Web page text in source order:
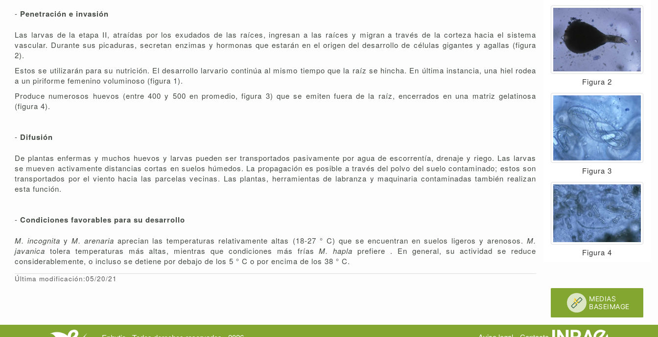
- Penetración e invasión
Las larvas de la etapa II, atraídas por los exudados de las raíces, ingresan a las raíces y migran a través de la corteza hacia el sistema
vascular. Durante sus picaduras, secretan enzimas y hormonas que estarán en el origen del desarrollo de células gigantes y agallas (figura
2).
Estos se utilizarán para su nutrición. El desarrollo larvario continúa al mismo tiempo que la raíz se hincha. En última instancia, una hiel rodea
a un piriforme femenino voluminoso (figura 1).
Produce numerosos huevos (entre 400 y 500 en promedio, figura 3) que se emiten fuera de la raíz, encerrados en una matriz gelatinosa
(figura 4).
- Difusión
De plantas enfermas y muchos huevos y larvas pueden ser transportados pasivamente por agua de escorrentía, drenaje y riego. Las larvas
se mueven activamente distancias cortas en suelos húmedos. La propagación es posible a través del polvo del suelo contaminado; estos son
transportados por el viento hacia las parcelas vecinas. Las plantas, herramientas de labranza y maquinaria contaminadas también realizan
esta función.
- Condiciones favorables para su desarrollo
M. incognitayM. arenariaaprecian las temperaturas relativamente altas (18-27 ° C) que se encuentran en suelos ligeros y arenosos.M.
javanica tolera temperaturas más altas, mientras que condiciones más fríasM. haplaprefiere . En general, su actividad se reduce
considerablemente, o incluso se detiene por debajo de los 5 ° C o por encima de los 38 ° C.
Última modificación:05/20/21
Figura 2
Figura 3
Figura 4